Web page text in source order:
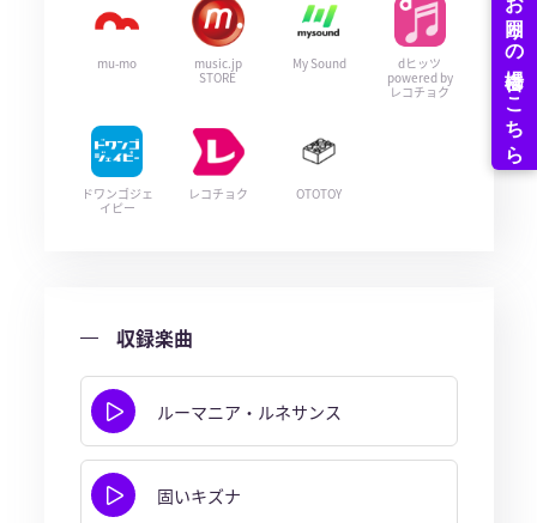
mu-mo
music.jp
STORE
My Sound
dヒッツ
powered by
レコチョク
ドワンゴジェ
イピー
レコチョク OTOTOY
収録楽曲
ルーマニア・ルネサンス
固いキズナ